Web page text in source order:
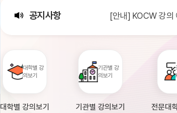
공지사항 [안내] KOCW 강의
[안내] 2026년 대학
대학별 강
의보기
대학별 강의보기
기관별 강
의보기
기관별 강의보기 전문대